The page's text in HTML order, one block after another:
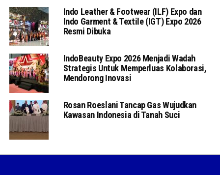
Indo Leather & Footwear (ILF) Expo dan
Indo Garment & Textile (IGT) Expo 2026
Resmi Dibuka
IndoBeauty Expo 2026 Menjadi Wadah
Strategis Untuk Memperluas Kolaborasi,
Mendorong Inovasi
Rosan Roeslani Tancap Gas Wujudkan
Kawasan Indonesia di Tanah Suci